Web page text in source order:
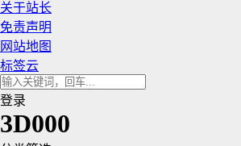
关于站长
免责声明
网站地图
标签云
登录
3D000